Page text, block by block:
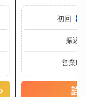
初回
振込
営業時
詳